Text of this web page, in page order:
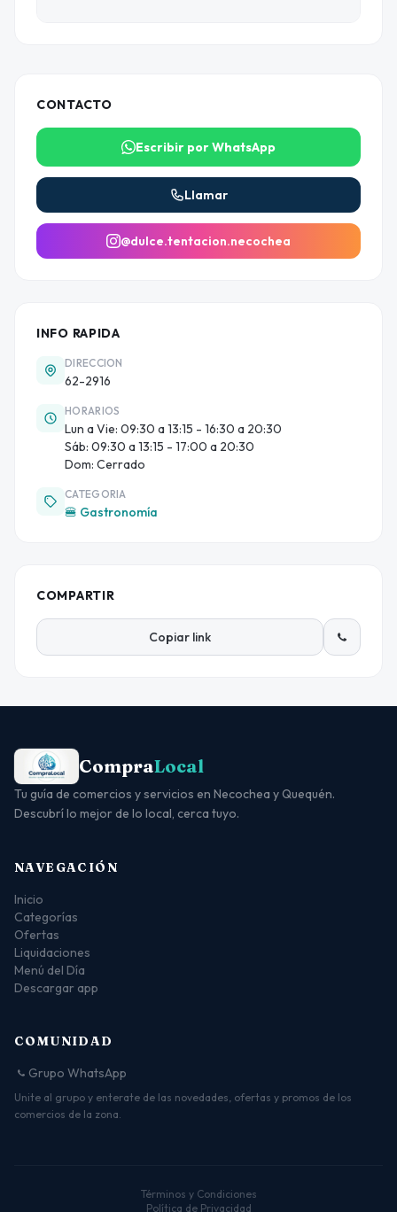
CONTACTO
Escribir por WhatsApp
Llamar
@dulce.tentacion.necochea
INFO RAPIDA
DIRECCION
62-2916
HORARIOS
Lun a Vie: 09:30 a 13:15 - 16:30 a 20:30
Sáb: 09:30 a 13:15 - 17:00 a 20:30
Dom: Cerrado
CATEGORIA
🍔 Gastronomía
COMPARTIR
Copiar link
CompraLocal
Tu guía de comercios y servicios en Necochea y Quequén.
Descubrí lo mejor de lo local, cerca tuyo.
NAVEGACIÓN
Inicio
Categorías
Ofertas
Liquidaciones
Menú del Día
Descargar app
COMUNIDAD
Grupo WhatsApp
Unite al grupo y enterate de las novedades, ofertas y promos de los
comercios de la zona.
Términos y Condiciones
Política de Privacidad